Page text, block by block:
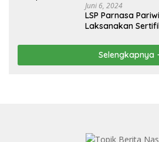
Juni 6, 2024
LSP Parnasa
Laksanakan
Selengkapnya